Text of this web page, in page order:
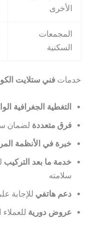
الأخرى
المجمعات
السكنية
خدمات فني ستلايت
التغطية الجغرافية
فرق متعددة لضمان
خبرة في الأنظمة
خدمة ما بعد التركيب
سلامته
دعم هاتفي للإجابة
عروض دورية